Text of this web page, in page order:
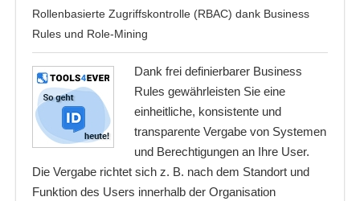
Rollenbasierte Zugriffskontrolle (RBAC) dank Business
Rules und Role-Mining
Dank frei definierbarer Business
Rules gewährleisten Sie eine
einheitliche, konsistente und
transparente Vergabe von Systemen
und Berechtigungen an Ihre User.
Die Vergabe richtet sich z. B. nach dem Standort und
Funktion des Users innerhalb der Organisation